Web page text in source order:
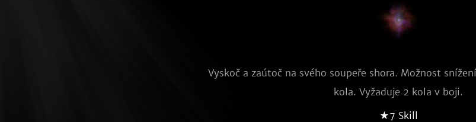
Vyskoč a zaútoč na svého soupeře shora. Možnost
kola. Vyžaduje 2 kola v boji.
★7 Skill